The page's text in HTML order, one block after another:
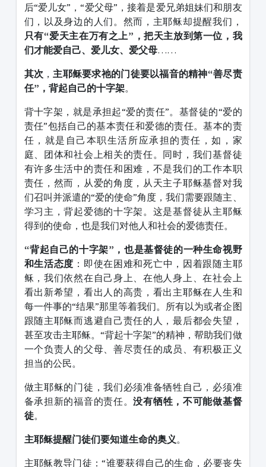
后“爱儿女”，“爱父母”，接着是爱兄弟姐妹们和朋友
们，以及身边的人们。然而，主耶稣却提醒我们，
只有“爱天主在万有之上”，把天主放到第一位，我
们才能爱自己、爱儿女、爱父母……
其次 ， 主耶稣要求祂的门徒要以福音的精神“善尽责
任”，背起自己的十字架。
背十字架，就是承担起“爱的责任”。基督徒的“爱的
责任”包括自己的基本责任和爱德的责任。基本的责
任，就是自己本职生活所应承担的责任，如，家
庭、团体和社会上相关的责任。同时，我们基督徒
有许多生活中的责任和困难，不是我们的工作本职
责任，然而，从爱的角度，从天主子耶稣基督对我
们召叫并派遣的“爱的使命”角度，我们需要跟随主、
学习主，背起爱德的十字架。这是基督徒从主耶稣
得到的使命，也是我们对他人和社会的爱德责任。
“背起自己的十字架”，也是基督徒的一种生命视野
和生活态度 ：即使在困难和死亡中，因着跟随主耶
稣，我们依然在自己身上、在他人身上、在社会上
看出新希望，看出人的高贵，看出主耶稣在人生和
每一件事的“结果”那里等着我们。所有以为或者企图
跟随主耶稣而逃避自己责任的人，最后都会失望，
甚至攻击主耶稣。“背起十字架”的精神，帮助我们做
一个负责人的父母、善尽责任的成员、有积极正义
担当的公民。
做主耶稣的门徒，我们必须准备牺牲自己，必须准
备承担新的福音的责任。没有牺牲，不可能做基督
徒。
主耶稣提醒门徒们要知道生命的奥义 。
主耶稣教导门徒：“谁要获得自己的生命，必要丧失